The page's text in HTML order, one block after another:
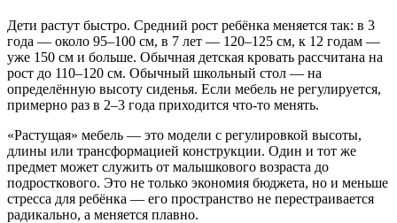
Дети растут быстро. Средний рост ребёнка меняется так: в 3
года — около 95–100 см, в 7 лет — 120–125 см, к 12 годам —
уже 150 см и больше. Обычная детская кровать рассчитана на
рост до 110–120 см. Обычный школьный стол — на
определённую высоту сиденья. Если мебель не регулируется,
примерно раз в 2–3 года приходится что-то менять.
«Растущая» мебель — это модели с регулировкой высоты,
длины или трансформацией конструкции. Один и тот же
предмет может служить от малышкового возраста до
подросткового. Это не только экономия бюджета, но и меньше
стресса для ребёнка — его пространство не перестраивается
радикально, а меняется плавно.